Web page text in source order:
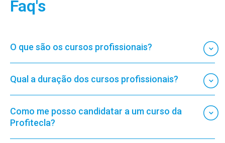
Faq's
O que são os cursos profissionais?
Qual a duração dos cursos profissionais?
Como me posso candidatar a um curso da
Profitecla?